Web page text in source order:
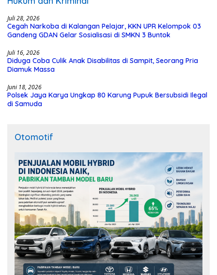
Juli 28, 2026
Cegah Narkoba di Kalangan Pelajar, KKN UPR Kelompok 03
Gandeng GDAN Gelar Sosialisasi di SMKN 3 Buntok
Juli 16, 2026
Diduga Coba Culik Anak Disabilitas di Sampit, Seorang Pria
Diamuk Massa
Juni 18, 2026
Polsek Jaya Karya Ungkap 80 Karung Pupuk Bersubsidi Ilegal
di Samuda
Otomotif